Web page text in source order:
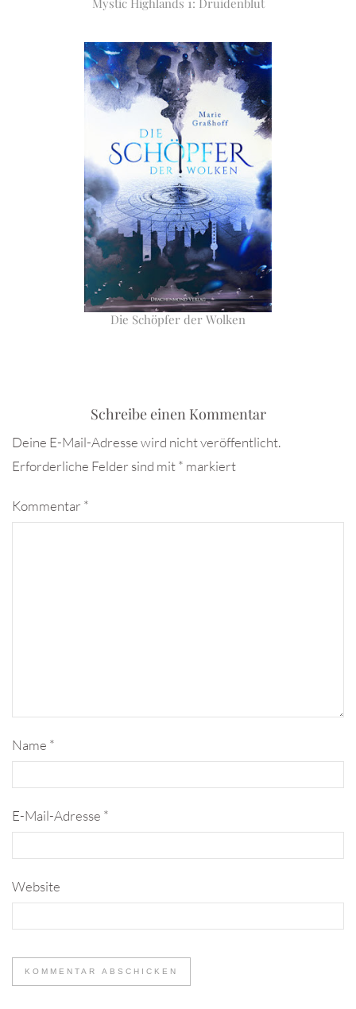
Mystic Highlands 1: Druidenblut
Die Schöpfer der Wolken
Schreibe einen Kommentar
Deine E-Mail-Adresse wird nicht veröffentlicht.
Erforderliche Felder sind mit* markiert
Kommentar *
Name *
E-Mail-Adresse *
Website